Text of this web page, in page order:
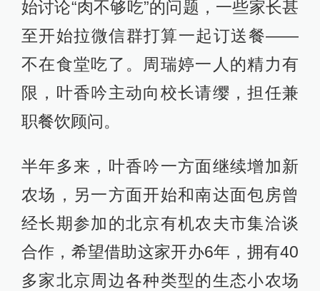
始讨论“肉不够吃”的问题，一些家长甚
至开始拉微信群打算一起订送餐——
不在食堂吃了。周瑞婷一人的精力有
限，叶香吟主动向校长请缨，担任兼
职餐饮顾问。
半年多来，叶香吟一方面继续增加新
农场，另一方面开始和南达面包房曾
经长期参加的北京有机农夫市集洽谈
合作，希望借助这家开办6年，拥有40
多家北京周边各种类型的生态小农场